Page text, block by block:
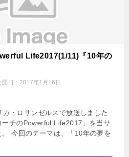
Life2017(1/11)『10年の
開日： 2017年1月16日
・ロサンゼルスで放送しました
ーチのPowerful Life2017」を当サ
今回のテーマは、「10年の夢を